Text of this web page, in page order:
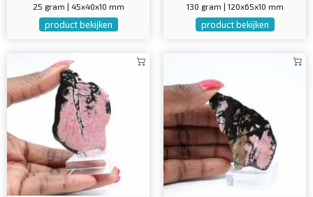
25 gram | 45x40x10 mm
product bekijken
130 gram | 120x65x10 mm
product bekijken